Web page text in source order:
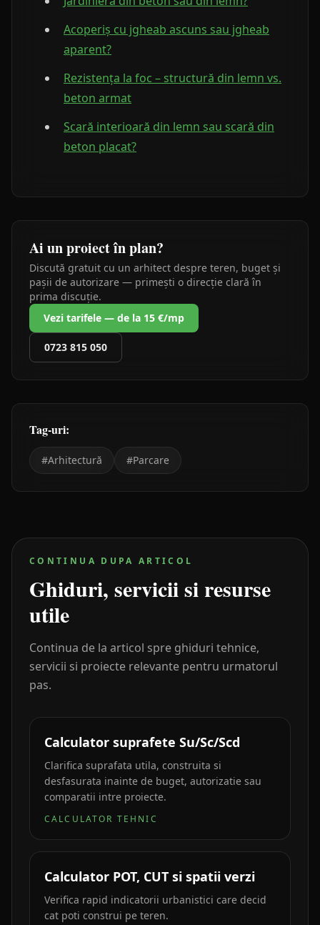
Acoperiș cu jgheab ascuns sau jgheab
aparent?
Rezistența la foc – structură din lemn vs.
beton armat
Scară interioară din lemn sau scară din
beton placat?
Ai un proiect în plan?
Discută gratuit cu un arhitect despre teren, buget și
pașii de autorizare — primești o direcție clară în
prima discuție.
Vezi tarifele — de la 15 €/mp
0723 815 050
Tag-uri:
#Arhitectură #Parcare
CONTINUA DUPA ARTICOL
Ghiduri, servicii si resurse
utile
Continua de la articol spre ghiduri tehnice,
servicii si proiecte relevante pentru urmatorul
pas.
Calculator suprafete Su/Sc/Scd
Clarifica suprafata utila, construita si
desfasurata inainte de buget, autorizatie sau
comparatii intre proiecte.
CALCULATOR TEHNIC
Calculator POT, CUT si spatii verzi
Verifica rapid indicatorii urbanistici care decid
cat poti construi pe teren.